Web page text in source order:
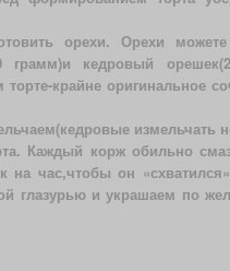
орехи. Орехи
грамм)и кедровый
торте-крайне оригинальное
измельчать
Каждый корж обильно
на час,чтобы он
глазурью и украшаем по